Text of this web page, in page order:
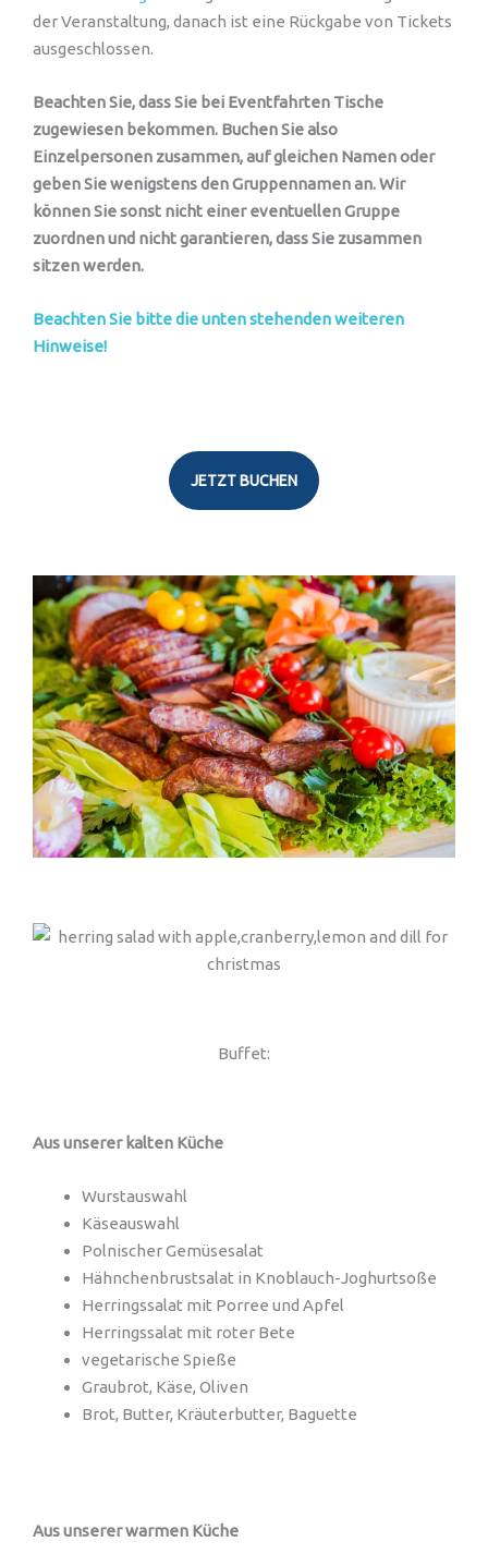
der Veranstaltung, danach ist eine Rückgabe von Tickets
ausgeschlossen.
Beachten Sie, dass Sie bei Eventfahrten Tische
zugewiesen bekommen. Buchen Sie also
Einzelpersonen zusammen, auf gleichen Namen oder
geben Sie wenigstens den Gruppennamen an. Wir
können Sie sonst nicht einer eventuellen Gruppe
zuordnen und nicht garantieren, dass Sie zusammen
sitzen werden.
Beachten Sie bitte die unten stehenden weiteren
Hinweise!
JETZT BUCHEN
Buffet:
Aus unserer kalten Küche
Wurstauswahl
Käseauswahl
Polnischer Gemüsesalat
Hähnchenbrustsalat in Knoblauch-Joghurtsoße
Herringssalat mit Porree und Apfel
Herringssalat mit roter Bete
vegetarische Spieße
Graubrot, Käse, Oliven
Brot, Butter, Kräuterbutter, Baguette
Aus unserer warmen Küche